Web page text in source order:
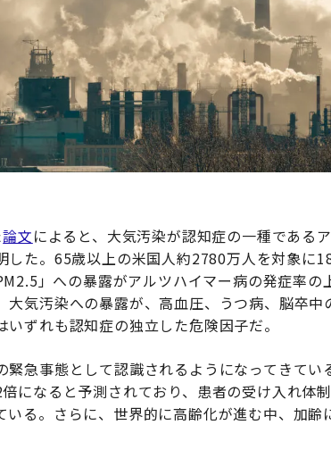
論文によると、大気汚染が認知症の一種である
した。65歳以上の米国人約2780万人を対象に
」への暴露がアルツハイマー病の発症率の
大気汚染への暴露が、高血圧、うつ病、脳卒
ずれも認知症の独立した危険因子だ。
緊急事態として認識されるようになってきて
になると予測されており、患者の受け入れ体
いる。さらに、世界的に高齢化が進む中、加齢